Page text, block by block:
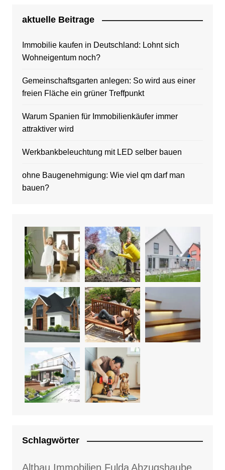
aktuelle Beitrage
Immobilie kaufen in Deutschland: Lohnt sich
Wohneigentum noch?
Gemeinschaftsgarten anlegen: So wird aus einer
freien Fläche ein grüner Treffpunkt
Warum Spanien für Immobilienkäufer immer
attraktiver wird
Werkbankbeleuchtung mit LED selber bauen
ohne Baugenehmigung: Wie viel qm darf man
bauen?
Schlagwörter
Altbau Immobilien Fulda Abzugshaube